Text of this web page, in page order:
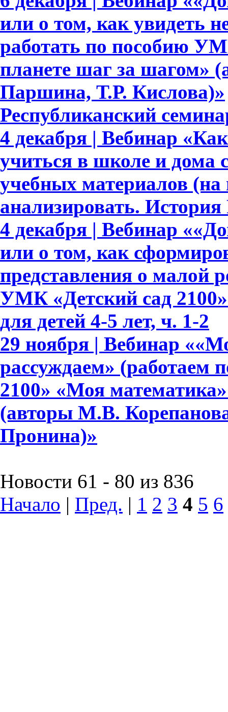
или о том, как увидеть
работать по пособию
планете шаг за шагом»
Паршина, Т.Р. Кислова)»
Республиканский
4 декабря | Вебинар
учиться в школе и
учебных материалов
анализировать. История
4 декабря | Вебинар
или о том, как
представления о малой
УМК «Детский сад
для детей 4-5 лет, ч. 1-2
29 ноября | Вебинар
рассуждаем» (работаем
2100» «Моя
(авторы М.В.
Пронина)»
Новости 61 - 80 из 836
Начало | Пред. | 1 2 3 4 5 6